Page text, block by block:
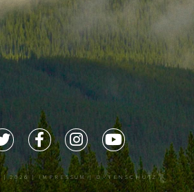
| 2026 |IMPRESSUM |DATENSCHUTZ